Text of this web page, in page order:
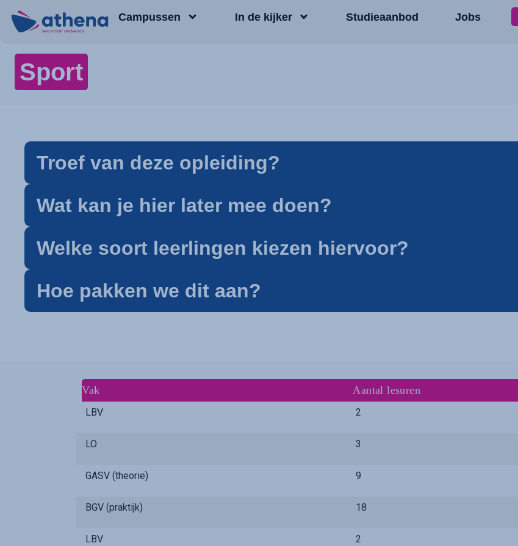
Campussen In de kijker Studieaanbod Jobs
Sport
Troef van deze opleiding?
Wat kan je hier later mee doen?
Welke soort leerlingen kiezen hiervoor?
Hoe pakken we dit aan?
Vak Aantal lesuren
LBV 2
LO 3
GASV (theorie) 9
BGV (praktijk) 18
LBV 2